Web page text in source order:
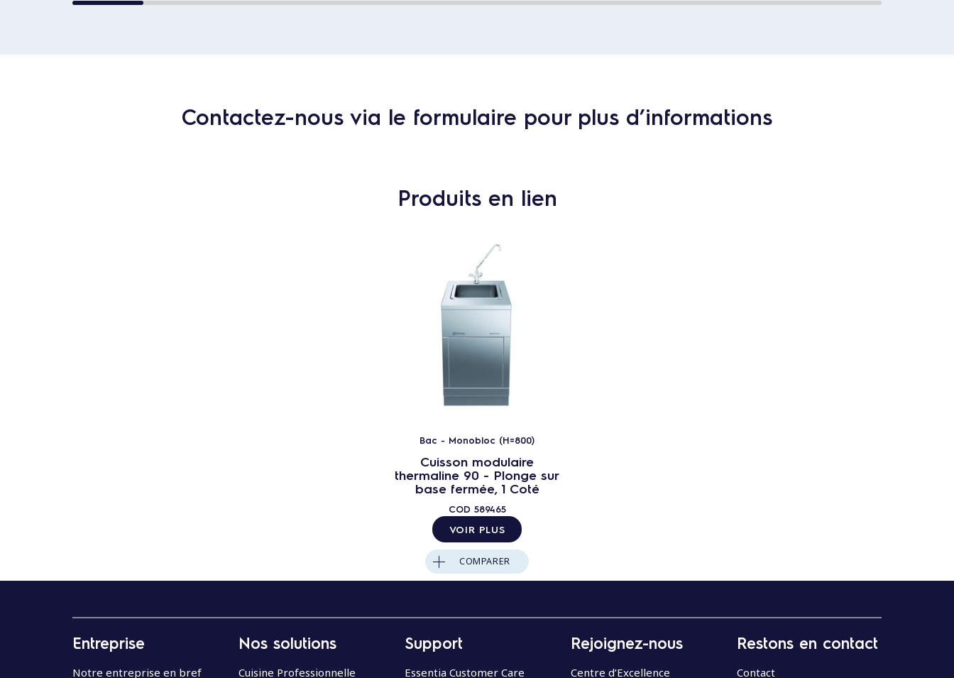
Contactez-nous via le formulaire pour plus d’informations
Produits en lien
Bac - Monobloc (H=800)
Cuisson modulaire
thermaline 90 - Plonge sur
base fermée, 1 Coté
COD 589465
VOIR PLUS
COMPARER
Entreprise
Notre entreprise en bref
Nos solutions
Cuisine Professionnelle
Support
Essentia Customer Care
Rejoignez-nous
Centre d’Excellence
Restons en contact
Contact